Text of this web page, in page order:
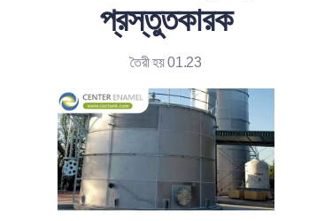
প্রস্তুতকারক
তৈরী হয় 01.23
যোগাযোগ